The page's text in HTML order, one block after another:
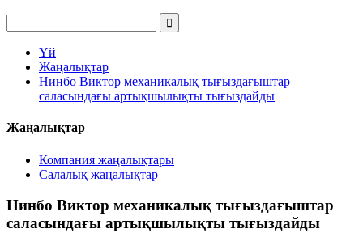
Үй
Жаңалықтар
Нинбо Виктор механикалық тығыздағыштар
саласындағы артықшылықты тығыздайды
Жаңалықтар
Компания жаңалықтары
Салалық жаңалықтар
Нинбо Виктор механикалық тығыздағыштар
саласындағы артықшылықты тығыздайды